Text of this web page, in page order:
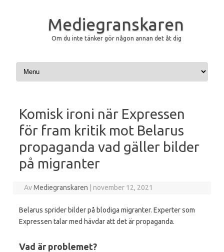
Mediegranskaren
Om du inte tänker gör någon annan det åt dig
Hoppa till innehåll
Komisk ironi när Expressen
för fram kritik mot Belarus
propaganda vad gäller bilder
på migranter
AvMediegranskaren november 12, 2021
Belarus sprider bilder på blodiga migranter. Experter som
Expressen talar med hävdar att det är propaganda.
Vad är problemet?